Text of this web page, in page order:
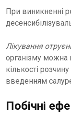
При виникненні
Лікування
організму можна
кількості
введенням
Побічні